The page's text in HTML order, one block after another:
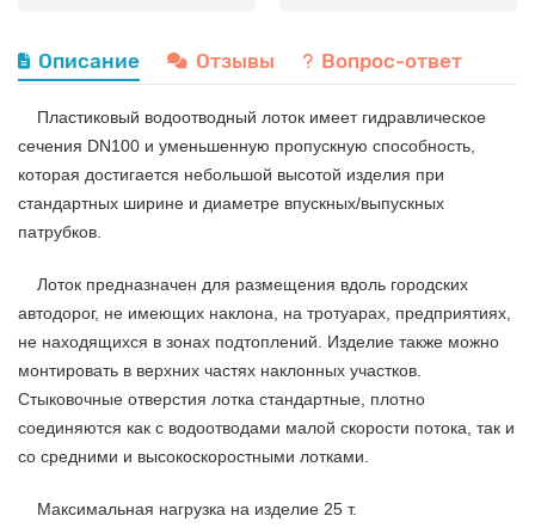
Описание Отзывы Вопрос-ответ
Пластиковый водоотводный лоток имеет гидравлическое
сечения DN100 и уменьшенную пропускную способность,
которая достигается небольшой высотой изделия при
стандартных ширине и диаметре впускных/выпускных
патрубков.
Лоток предназначен для размещения вдоль городских
автодорог, не имеющих наклона, на тротуарах, предприятиях,
не находящихся в зонах подтоплений. Изделие также можно
монтировать в верхних частях наклонных участков.
Стыковочные отверстия лотка стандартные, плотно
соединяются как с водоотводами малой скорости потока, так и
со средними и высокоскоростными лотками.
Максимальная нагрузка на изделие 25 т.